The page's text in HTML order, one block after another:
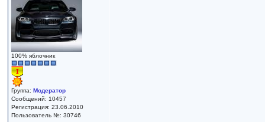
100% яблочник
Группа:Модератор
Сообщений: 10457
Регистрация: 23.06.2010
Пользователь №: 30746